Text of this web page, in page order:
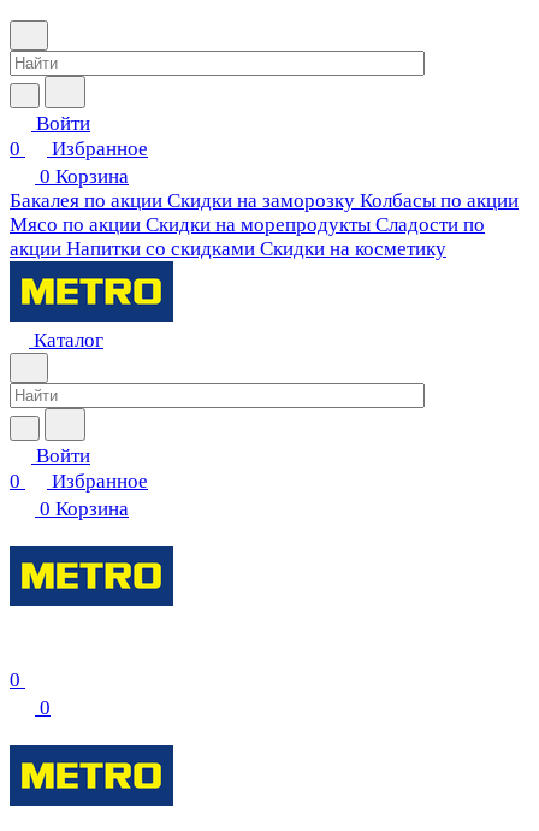
Войти
0
Избранное
0 Корзина
Бакалея по акции Скидки на заморозку Колбасы по акции
Мясо по акции Скидки на морепродукты Сладости по
акции Напитки со скидками Скидки на косметику
Каталог
Войти
0
Избранное
0 Корзина
0
0